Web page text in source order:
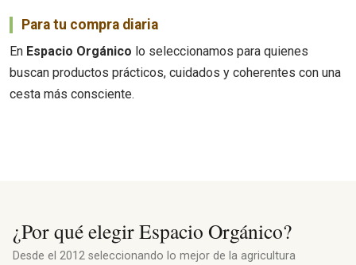
Para tu compra diaria
En Espacio Orgánico lo seleccionamos para quienes
buscan productos prácticos, cuidados y coherentes con una
cesta más consciente.
¿Por qué elegir Espacio Orgánico?
Desde el 2012 seleccionando lo mejor de la agricultura